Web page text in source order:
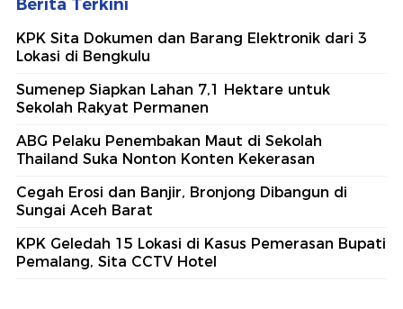
Berita Terkini
KPK Sita Dokumen dan Barang Elektronik dari 3
Lokasi di Bengkulu
Sumenep Siapkan Lahan 7,1 Hektare untuk
Sekolah Rakyat Permanen
ABG Pelaku Penembakan Maut di Sekolah
Thailand Suka Nonton Konten Kekerasan
Cegah Erosi dan Banjir, Bronjong Dibangun di
Sungai Aceh Barat
KPK Geledah 15 Lokasi di Kasus Pemerasan Bupati
Pemalang, Sita CCTV Hotel